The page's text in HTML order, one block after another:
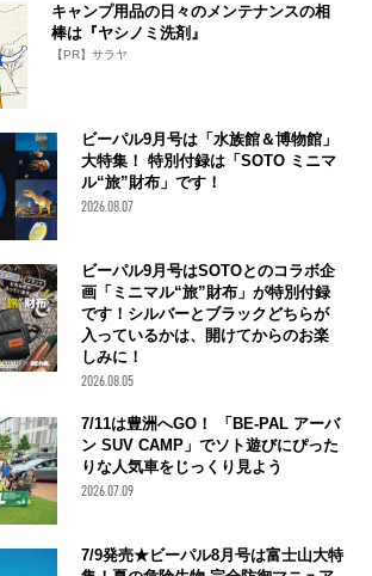
キャンプ用品の日々のメンテナンスの相
棒は『ヤシノミ洗剤』
【PR】サラヤ
ビーパル9月号は「水族館＆博物館」
大特集！ 特別付録は「SOTO ミニマ
ル“旅”財布」です！
2026.08.07
ビーパル9月号はSOTOとのコラボ企
画「ミニマル“旅”財布」が特別付録
です！シルバーとブラックどちらが
入っているかは、開けてからのお楽
しみに！
2026.08.05
7/11は豊洲へGO！ 「BE-PAL アーバ
ン SUV CAMP」でソト遊びにぴった
りな人気車をじっくり見よう
2026.07.09
7/9発売★ビーパル8月号は富士山大特